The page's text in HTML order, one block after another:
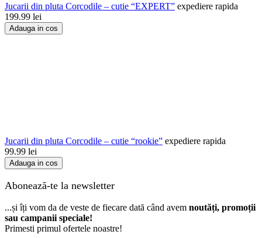
Jucarii din pluta Corcodile – cutie “EXPERT” expediere rapida
199.99 lei
Adauga in cos
Jucarii din pluta Corcodile – cutie “rookie” expediere rapida
99.99 lei
Adauga in cos
Abonează-te la newsletter
...și îți vom da de veste de fiecare dată când avem noutăți, promoții
sau campanii speciale!
Primesti primul ofertele noastre!